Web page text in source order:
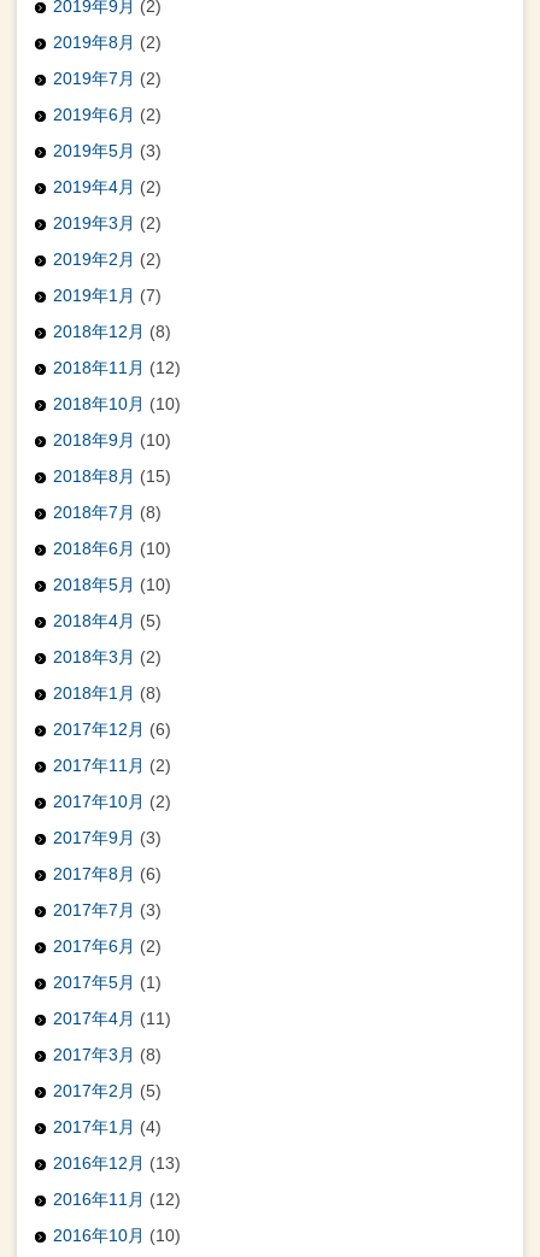
2019年9月 (2)
2019年8月 (2)
2019年7月 (2)
2019年6月 (2)
2019年5月 (3)
2019年4月 (2)
2019年3月 (2)
2019年2月 (2)
2019年1月 (7)
2018年12月 (8)
2018年11月 (12)
2018年10月 (10)
2018年9月 (10)
2018年8月 (15)
2018年7月 (8)
2018年6月 (10)
2018年5月 (10)
2018年4月 (5)
2018年3月 (2)
2018年1月 (8)
2017年12月 (6)
2017年11月 (2)
2017年10月 (2)
2017年9月 (3)
2017年8月 (6)
2017年7月 (3)
2017年6月 (2)
2017年5月 (1)
2017年4月 (11)
2017年3月 (8)
2017年2月 (5)
2017年1月 (4)
2016年12月 (13)
2016年11月 (12)
2016年10月 (10)